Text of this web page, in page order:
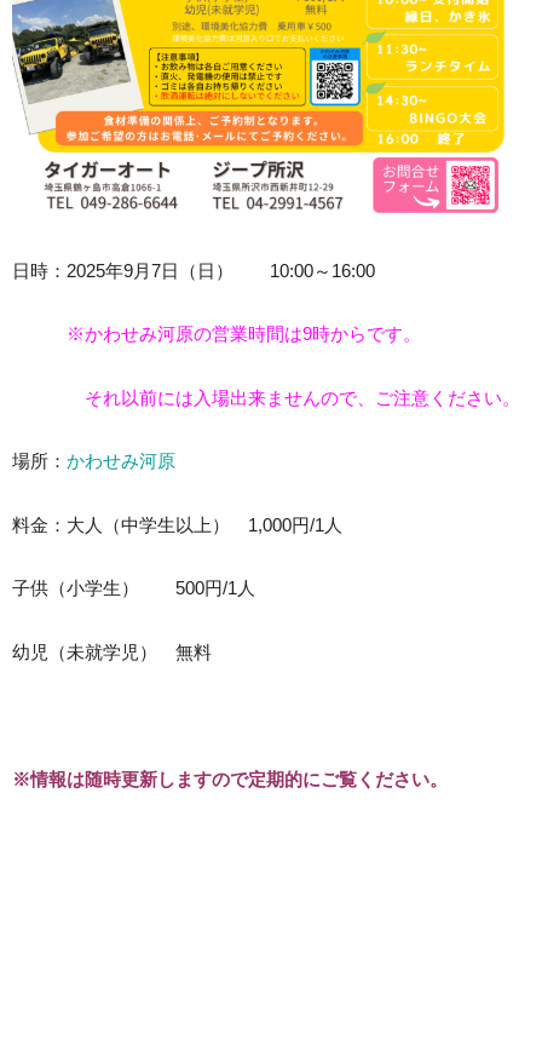
日時：2025年9月7日（日） 10:00～16:00
※かわせみ河原の営業時間は9時からです。
それ以前には入場出来ませんので、ご注意ください。
場所： かわせみ河原
料金：大人（中学生以上） 1,000円/1人
子供（小学生） 500円/1人
幼児（未就学児） 無料
※情報は随時更新しますので定期的にご覧ください。